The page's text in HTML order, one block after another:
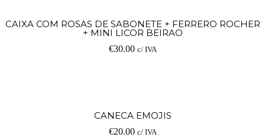
CAIXA COM ROSAS DE SABONETE + FERRERO ROCHER
+ MINI LICOR BEIRAO
€30.00 c/ IVA
CANECA EMOJIS
€20.00 c/ IVA